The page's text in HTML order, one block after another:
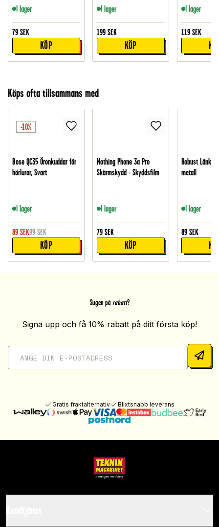
I lager
79 SEK
KÖP
I lager
199 SEK
KÖP
I lager
119 SEK
Köps ofta tillsammans med
-10%
Bose QC35 Öronkuddar för
hörlurar, Svart
I lager
89 SEK99 SEK
KÖP
Nothing Phone 3a Pro
Skärmskydd - Skyddsfilm
I lager
79 SEK
KÖP
Robust
metall
I lager
89 SEK
Sugen på rabatt?
Signa upp och få 10% rabatt på ditt första köp!
Gratis fraktalternativ Blixtsnabb leverans